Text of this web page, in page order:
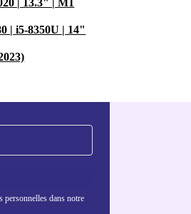
| 13.3" | M1
| i5-8350U | 14"
dans notre